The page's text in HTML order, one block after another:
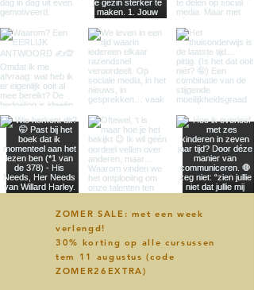
ZOMER SALE: met een week
verlengd!
30% korting op alle cursussen
tem 11 augustus (code
ZOMER26EXTRA)